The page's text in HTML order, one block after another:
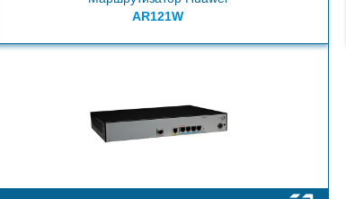
AR121W